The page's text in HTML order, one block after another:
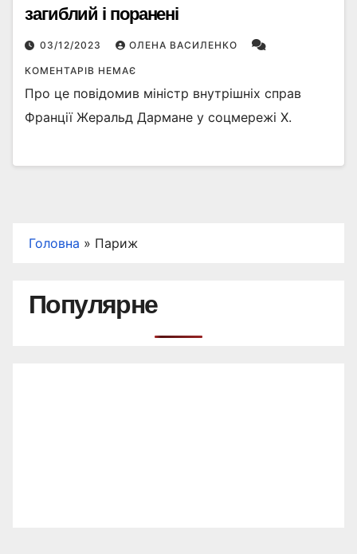
загиблий і поранені
03/12/2023 ОЛЕНА ВАСИЛЕНКО
КОМЕНТАРІВ НЕМАЄ
Про це повідомив міністр внутрішніх справ
Франції Жеральд Дармане у соцмережі Х.
Головна » Париж
Популярне